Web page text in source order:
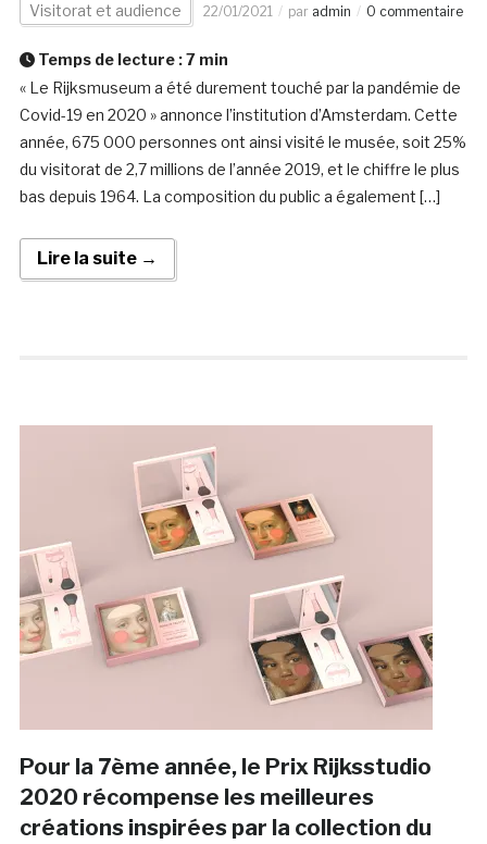
Visitorat et audience 22/01/2021 par admin 0 commentaire
Temps de lecture :7 min
« Le Rijksmuseum a été durement touché par la pandémie de
Covid-19 en 2020 » annonce l’institution d’Amsterdam. Cette
année, 675 000 personnes ont ainsi visité le musée, soit 25%
du visitorat de 2,7 millions de l’année 2019, et le chiffre le plus
bas depuis 1964. La composition du public a également […]
Lire la suite →
Pour la 7ème année, le Prix Rijksstudio
2020 récompense les meilleures
créations inspirées par la collection du